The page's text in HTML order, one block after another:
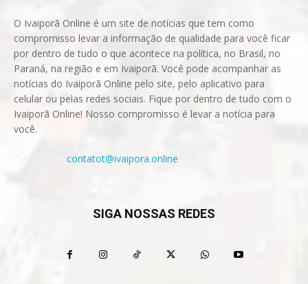
O Ivaiporã Online é um site de notícias que tem como
compromisso levar a informação de qualidade para você ficar
por dentro de tudo o que acontece na política, no Brasil, no
Paraná, na região e em Ivaiporã. Você pode acompanhar as
notícias do Ivaiporã Online pelo site, pelo aplicativo para
celular ou pelas redes sociais. Fique por dentro de tudo com o
Ivaiporã Online! Nosso compromisso é levar a notícia para
você.
contatot@ivaipora.online
SIGA NOSSAS REDES